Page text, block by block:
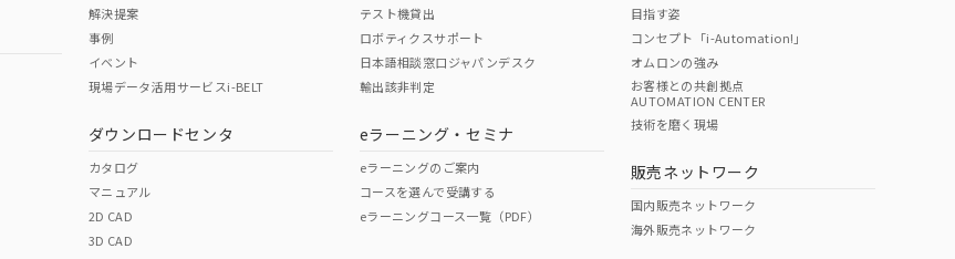
O O
この製品の規格認証/適合状況ページへ
その他の認証はこちらのページからご検索ください
解決提案
事例
イベント
現場データ活用サービスi-BELT
ダウンロードセンタ
カタログ
マニュアル
2D CAD
3D CAD
テスト機貸出
ロボティクスサポート
日本語相談窓口ジャパンデスク
輸出該非判定
eラーニング・セミナ
eラーニングのご案内
コースを選んで受講する
eラーニングコース一覧（PDF）
目指す姿
コンセプト「i-Automation!」
オムロンの強み
お客様との共創拠点
AUTOMATION CENTER
技術を磨く現場
販売ネットワーク
国内販売ネットワーク
海外販売ネットワーク